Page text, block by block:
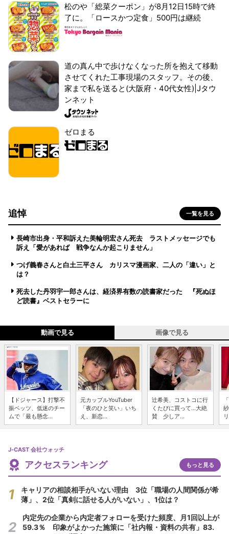
松のや「総菜クーポン」が8月12日15時で終
了に。「ロースかつ定食」500円は継続
道の真ん中で歩けなくなった所を抱えて移動
させてくれた工事現場のスタッフ。その後、
家まで私を送ると(大阪府・40代女性)|Jタウ
ンネット
ゼロまる
追悼 一覧を見る
長崎市出身・平和訴えた美輪明宏さん死去 ラストメッセージでも
訴え「愛があれば 戦争なんか起こりません」
つげ義春さんと白土三平さん カリスマ漫画家、二人の「違い」と
は？
死去した丹羽宇一郎さんは、経済界有数の読書家だった 『死ぬほ
ど読書』ベストセラーに
動画で見る 画像で見る
【ドジャース】打撃不
振ベッツ、低迷のチー
ムで「最も懸念...
元カップルYouTuber
「夜のひと笑い」いち
え、新恋...
辻希美、コストコに行
くたびに買って...大絶
賛 少しア...
J-CAST 会社ウォッチ
アクセスランキング もっと見る
キャリアの相談相手がいない理由 3位「職場の人間関係が希
薄」、2位「真剣に話せる人がいない」、1位は？
内定先の企業から内定者フォローを受けた頻度、月1回以上が
59.3％ 印象がよかった施策に「社内報・資料の共有」83.